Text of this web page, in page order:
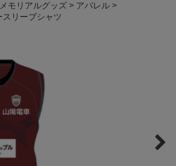
モリアルグッズ
アパレル
リーブシャツ